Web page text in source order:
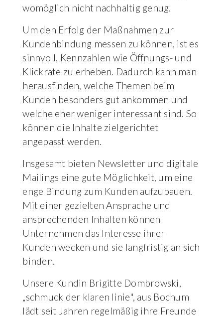
womöglich nicht nachhaltig genug.
Um den Erfolg der Maßnahmen zur
Kundenbindung messen zu können, ist es
sinnvoll, Kennzahlen wie Öffnungs- und
Klickrate zu erheben. Dadurch kann man
herausfinden, welche Themen beim
Kunden besonders gut ankommen und
welche eher weniger interessant sind. So
können die Inhalte zielgerichtet
angepasst werden.
Insgesamt bieten Newsletter und digitale
Mailings eine gute Möglichkeit, um eine
enge Bindung zum Kunden aufzubauen.
Mit einer gezielten Ansprache und
ansprechenden Inhalten können
Unternehmen das Interesse ihrer
Kunden wecken und sie langfristig an sich
binden.
Unsere Kundin Brigitte Dombrowski,
„schmuck der klaren linie", aus Bochum
lädt seit Jahren regelmäßig ihre Freunde